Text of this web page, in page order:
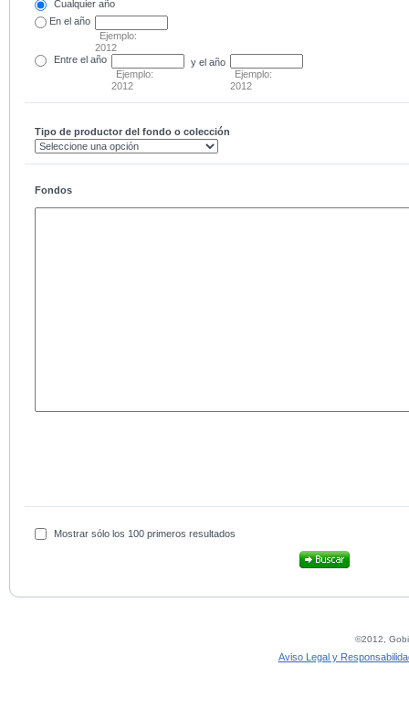
Cualquier año
En el año
Ejemplo:
2012
Entre el año
Ejemplo:
2012
y el año
Ejemplo:
2012
Tipo de productor del fondo o colección
Fondos
Mostrar sólo los 100 primeros resultados
©2012,
Aviso Legal y